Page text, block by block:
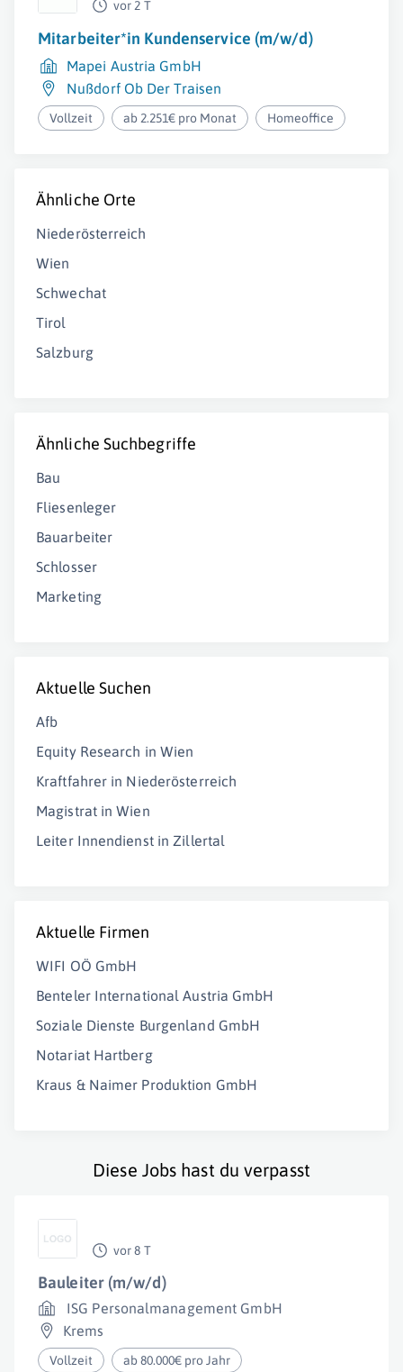
vor 2 T
Mitarbeiter*in Kundenservice (m/w/d)
Mapei Austria GmbH
Nußdorf Ob Der Traisen
Vollzeit ab 2.251€ pro Monat Homeoffice
Ähnliche Orte
Niederösterreich
Wien
Schwechat
Tirol
Salzburg
Ähnliche Suchbegriffe
Bau
Fliesenleger
Bauarbeiter
Schlosser
Marketing
Aktuelle Suchen
Afb
Equity Research in Wien
Kraftfahrer in Niederösterreich
Magistrat in Wien
Leiter Innendienst in Zillertal
Aktuelle Firmen
WIFI OÖ GmbH
Benteler International Austria GmbH
Soziale Dienste Burgenland GmbH
Notariat Hartberg
Kraus & Naimer Produktion GmbH
Diese Jobs hast du verpasst
vor 8 T
Bauleiter (m/w/d)
ISG Personalmanagement GmbH
Krems
Vollzeit ab 80.000€ pro Jahr